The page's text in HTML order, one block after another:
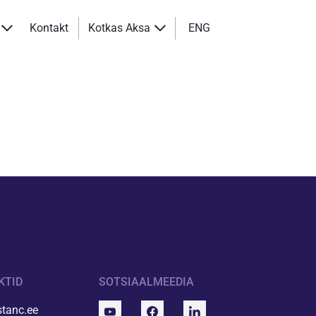
Kontakt Kotkas Aksa ENG
SOTSIAALMEEDIA